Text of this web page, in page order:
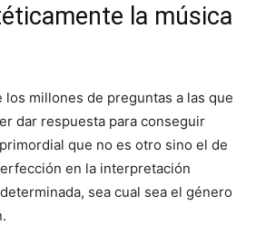
la música
los millones de preguntas a las que
dar respuesta para conseguir
que no es otro sino el de
en la interpretación
sea cual sea el género